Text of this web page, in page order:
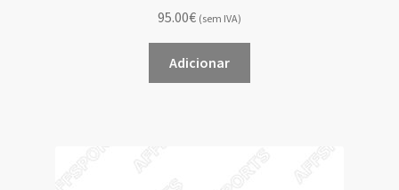
95.00€ (sem IVA)
Adicionar